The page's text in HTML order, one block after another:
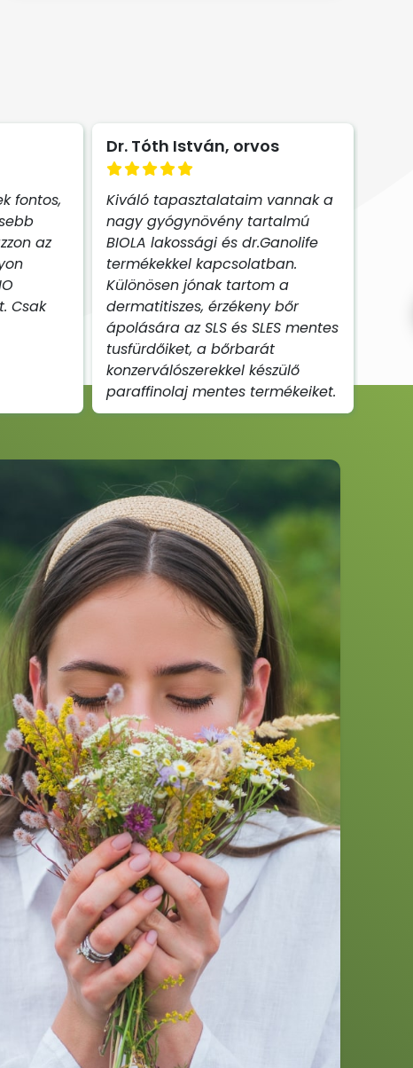
fontos,
az
Csak
Dr. Tóth István, orvos
Kiváló tapasztalataim vannak a
nagy gyógynövény tartalmú
BIOLA lakossági és dr.Ganolife
termékekkel kapcsolatban.
Különösen jónak tartom a
dermatitiszes, érzékeny bőr
ápolására az SLS és SLES mentes
tusfürdőiket, a bőrbarát
konzerválószerekkel készülő
paraffinolaj mentes termékeiket.